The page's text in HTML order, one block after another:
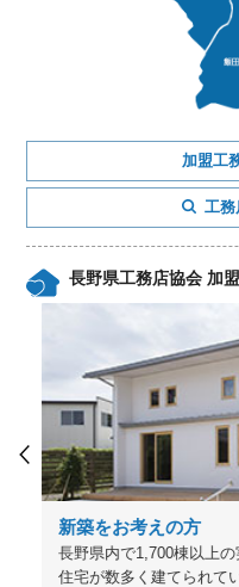
加盟工
工務
長野県工務店協会 加
新築をお考えの方
長野県内で1,700棟以上
住宅が数多く建てられて